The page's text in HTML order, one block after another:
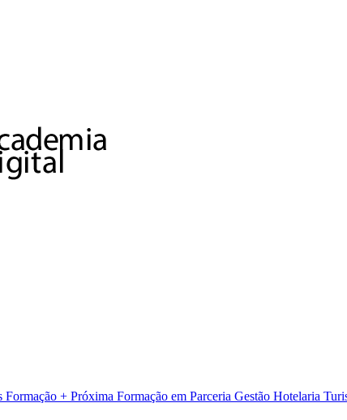
Formação + Próxima Formação em Parceria Gestão Hotelaria